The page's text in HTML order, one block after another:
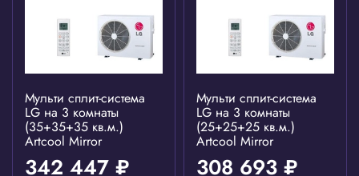
Мульти сплит-система
LG на 3 комнаты
(35+35+35 кв.м.)
Artcool Mirror
342 447 ₽
Мульти сплит-система
LG на 3 комнаты
(25+25+25 кв.м.)
Artcool Mirror
308 693 ₽